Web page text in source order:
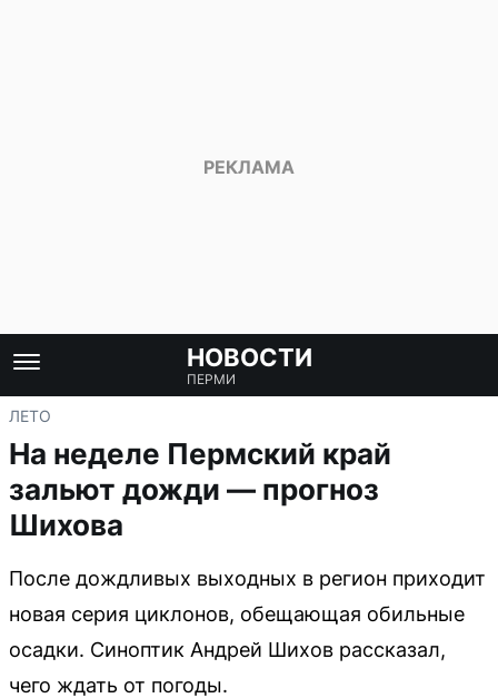
НОВОСТИ
ПЕРМИ
ЛЕТО
На неделе Пермский край
зальют дожди — прогноз
Шихова
После дождливых выходных в регион приходит
новая серия циклонов, обещающая обильные
осадки. Синоптик Андрей Шихов рассказал,
чего ждать от погоды.